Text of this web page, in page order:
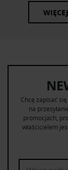
Chcę zapisać
na
promocjach,
właścicielem